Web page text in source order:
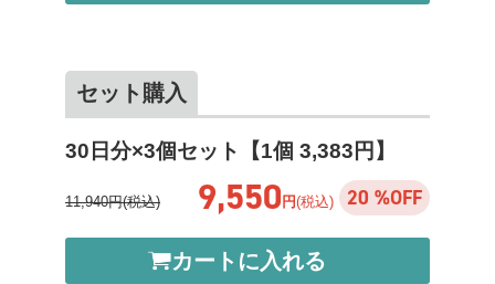
セット購入
30日分×3個セット【1個 3,383円】
11,940円(税込) 9,550 円(税込) 20 %OFF
カートに入れる